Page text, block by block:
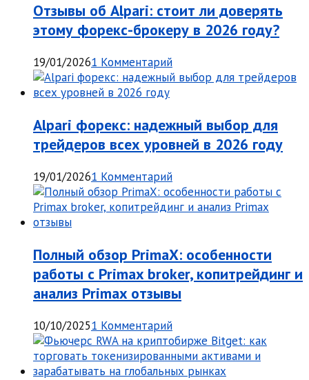
Отзывы об Alpari: стоит ли доверять
этому форекс-брокеру в 2026 году?
19/01/20261 Комментарий
Alpari форекс: надежный выбор для
трейдеров всех уровней в 2026 году
19/01/20261 Комментарий
Полный обзор PrimaX: особенности
работы с Primax broker, копитрейдинг и
анализ Primax отзывы
10/10/20251 Комментарий